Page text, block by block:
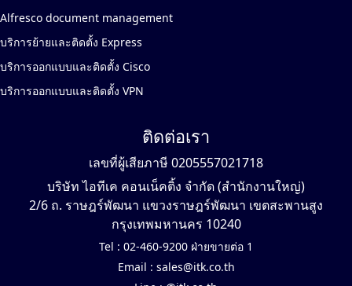
Alfresco document management
บริการย้ายและติดตั้ง Express
บริการออกแบบและติดตั้ง Cisco
บริการออกแบบและติดตั้ง VPN
ติดต่อเรา
เลขที่ผู้เสียภาษี 0205557021718
บริษัท ไอทีเค คอนเน็คติ้ง จำกัด (สำนักงานใหญ่)
2/6 ถ. ราษฎร์พัฒนา แขวงราษฎร์พัฒนา เขตสะพานสูง
กรุงเทพมหานคร 10240
Tel : 02-460-9200 ฝ่ายขายต่อ 1
Email : sales@itk.co.th